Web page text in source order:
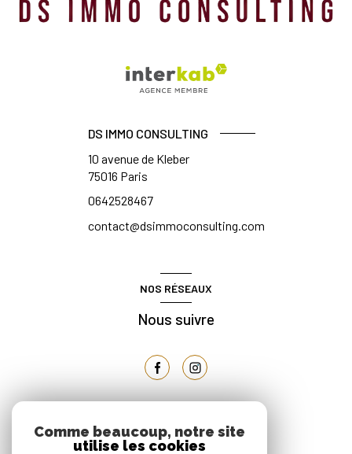
DS IMMO CONSULTING
10 avenue de Kleber
75016 Paris
0642528467
contact@dsimmoconsulting.com
NOS RÉSEAUX
Nous suivre
ADHÉRENTS
Comme beaucoup, notre site
utilise les cookies